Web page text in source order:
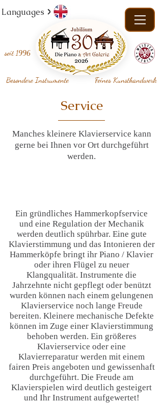
Languages
seit 1996
Besondere Instrumente Feines Kunsthandwerk
Service
Manches kleinere Klavierservice kann
gerne bei Ihnen vor Ort durchgeführt
werden.
Ein gründliches Hammerkopfservice
und eine Regulation der Mechanik
werden deutlich spührbar. Eine gute
Klavierstimmung und das Intonieren der
Hammerköpfe bringt ihr Piano / Klavier
oder ihren Flügel zu neuer
Klangqualität. Instrumente die
Jahrzehnte nicht gepflegt oder benützt
wurden können nach einem gelungenen
Klavierservice noch lange Freude
bereiten. Kleinere mechanische Defekte
können im Zuge einer Klavierstimmung
behoben werden. Ein größeres
Klavierservice oder eine
Klavierreparatur werden mit einem
fairen Preis angeboten und gewissenhaft
durchgeführt. Die Freude am
Klavierspielen wird deutlich gesteigert
und Ihr Instrument aufgewertet!